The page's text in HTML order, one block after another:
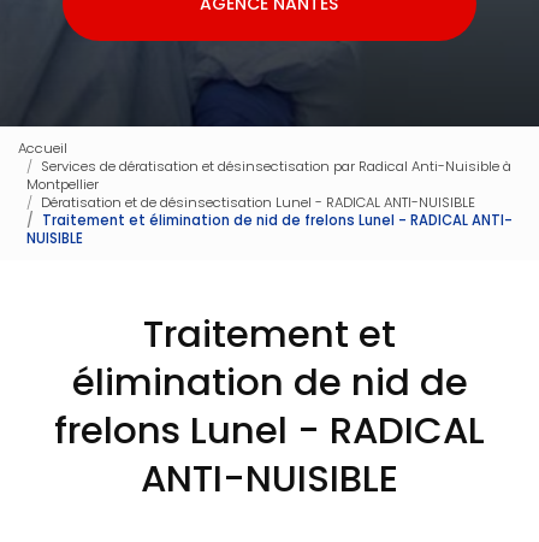
Accueil
Services de dératisation et désinsectisation par Radical Anti-Nuisible à
Montpellier
Dératisation et de désinsectisation Lunel - RADICAL ANTI-NUISIBLE
Traitement et élimination de nid de frelons Lunel - RADICAL ANTI-
NUISIBLE
Traitement et
élimination de nid de
frelons Lunel - RADICAL
ANTI-NUISIBLE